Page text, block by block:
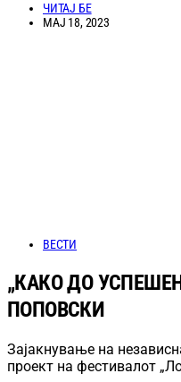
ЧИТАЈ БЕ
МАЈ 18, 2023
ВЕСТИ
„КАКО ДО
ПОПОВСКИ
Зајакнување на
проект на фестивалот